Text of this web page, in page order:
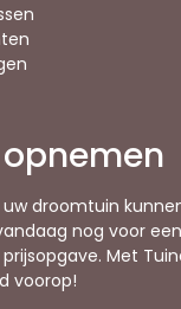
uw droomtuin
nog voor
Met
voorop!